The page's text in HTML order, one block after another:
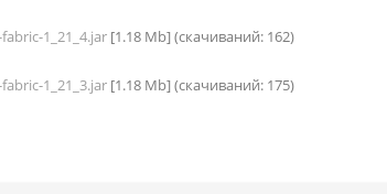
1_21_4.jar [1.18 Mb] (cкачиваний: 162)
1_21_3.jar [1.18 Mb] (cкачиваний: 175)